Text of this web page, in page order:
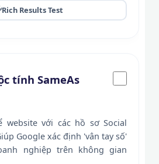
Rich Results Test
tính SameAs
website với các hồ sơ Social
Google xác định 'vân tay số'
nghiệp trên không gian